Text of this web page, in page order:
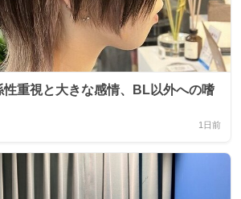
性重視と大きな感情、BL以外への嗜
1日前